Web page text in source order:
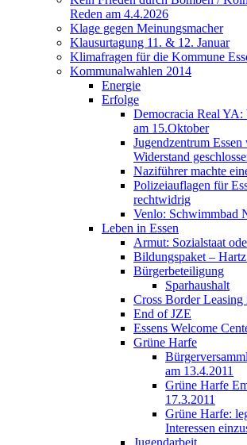
Reden am 4.4.2026
Klage gegen Meinungsmacher
Klausurtagung 11. & 12. Januar
Klimafragen für die Kommune
Kommunalwahlen 2014
Energie
Erfolge
Democracia Real
am 15.Oktober
Jugendzentrum
Widerstand
Naziführer machte
Polizeiauflagen für
rechtwidrig
Venlo: Schwimmbad
Leben in Essen
Armut: Sozialstaat
Bildungspaket –
Bürgerbeteiligung
Sparhaushalt
Cross Border Leasing
End of JZE
Essens Welcome
Grüne Harfe
am 13.4.2011
Grüne Harfe
17.3.2011
Grüne Harfe:
Interessen
Jugendarbeit